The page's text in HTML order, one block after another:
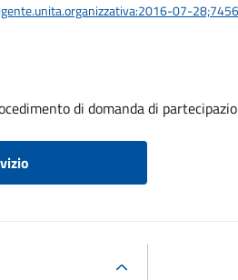
07-28;7456
di domanda di